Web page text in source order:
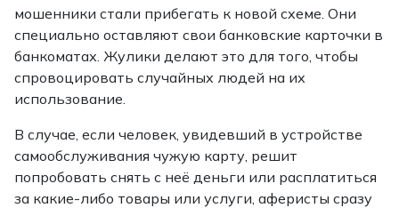
мошенники стали прибегать к новой схеме. Они
специально оставляют свои банковские карточки в
банкоматах. Жулики делают это для того, чтобы
спровоцировать случайных людей на их
использование.
В случае, если человек, увидевший в устройстве
самообслуживания чужую карту, решит
попробовать снять с неё деньги или расплатиться
за какие-либо товары или услуги, аферисты сразу